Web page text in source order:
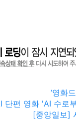
花DREAM(영
YOUNG花
‘영화
단편 영화 'AI 수로
[중앙일보]